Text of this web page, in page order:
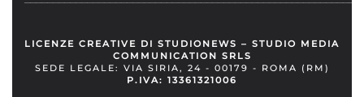
LICENZE CREATIVE DI STUDIONEWS – STUDIO MEDIA
COMMUNICATION SRLS
SEDE LEGALE: VIA SIRIA, 24 - 00179 - ROMA (RM)
P.IVA: 13361321006